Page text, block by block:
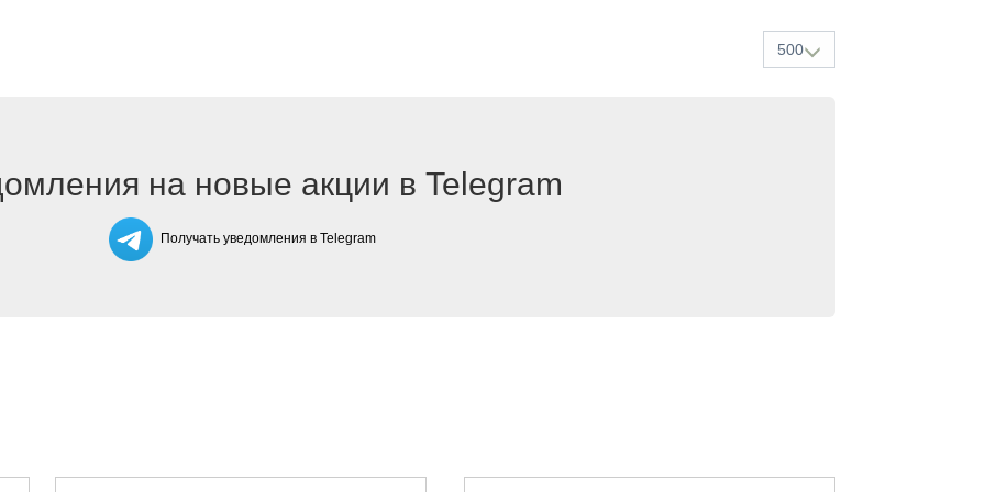
500
на новые акции в Telegram
Получать уведомления в Telegram